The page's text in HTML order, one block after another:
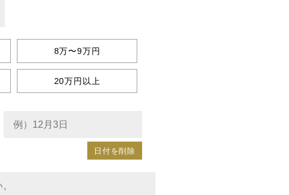
8万〜9万円
20万円以上
日付を削除